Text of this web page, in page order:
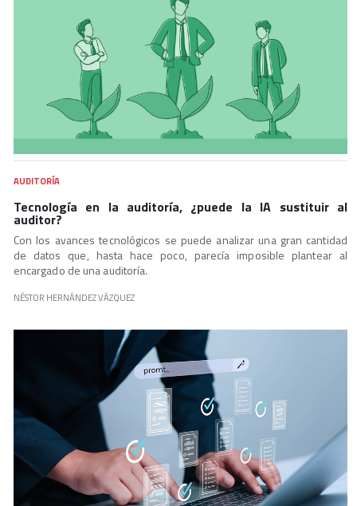
AUDITORÍA
Tecnología en la auditoría, ¿puede la IA sustituir al
auditor?
Con los avances tecnológicos se puede analizar una gran cantidad
de datos que, hasta hace poco, parecía imposible plantear al
encargado de una auditoría.
NÉSTOR HERNÁNDEZ VÁZQUEZ